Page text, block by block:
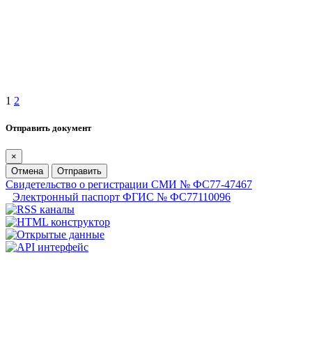
1 2
Отправить документ
×
Отмена
Отправить
Свидетельство о регистрации СМИ № ФС77-47467
Электронный паспорт ФГИС № ФС77110096